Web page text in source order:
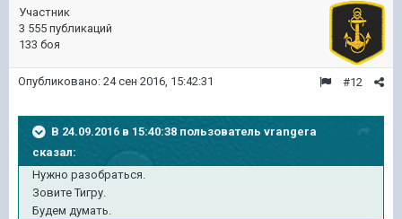
Участник
3 555 публикаций
133 боя
#12
Опубликовано: 24 сен 2016, 15:42:31
В 24.09.2016 в 15:40:38 пользователь vrangera
сказал:
Нужно разобраться.
Зовите Тигру.
Будем думать.